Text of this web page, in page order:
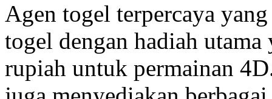
Agen togel terpercaya
togel dengan hadiah
rupiah untuk permainan